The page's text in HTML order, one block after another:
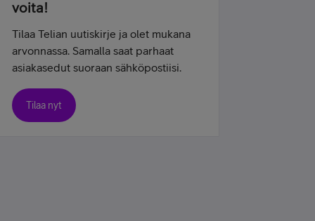
voita!
Tilaa Telian uutiskirje ja olet mukana
arvonnassa. Samalla saat parhaat
asiakasedut suoraan sähköpostiisi.
Tilaa nyt